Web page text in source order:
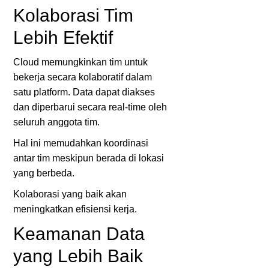
Kolaborasi Tim
Lebih Efektif
Cloud memungkinkan tim untuk
bekerja secara kolaboratif dalam
satu platform. Data dapat diakses
dan diperbarui secara real-time oleh
seluruh anggota tim.
Hal ini memudahkan koordinasi
antar tim meskipun berada di lokasi
yang berbeda.
Kolaborasi yang baik akan
meningkatkan efisiensi kerja.
Keamanan Data
yang Lebih Baik